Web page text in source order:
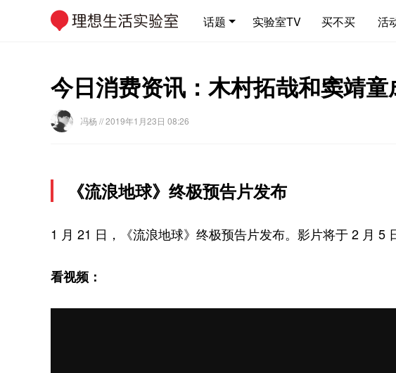
话题 实验室TV 买不买 活
今日消费资讯：木村拓哉和窦靖
冯杨 // 2019年1月23日 08:26
《流浪地球》终极预告片发布
1 月 21 日，《流浪地球》终极预告片发布。影片将于 2 月 5
看视频：